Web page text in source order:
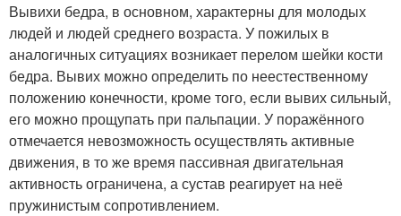
Вывихи бедра, в основном, характерны для молодых
людей и людей среднего возраста. У пожилых в
аналогичных ситуациях возникает перелом шейки кости
бедра. Вывих можно определить по неестественному
положению конечности, кроме того, если вывих сильный,
его можно прощупать при пальпации. У поражённого
отмечается невозможность осуществлять активные
движения, в то же время пассивная двигательная
активность ограничена, а сустав реагирует на неё
пружинистым сопротивлением.